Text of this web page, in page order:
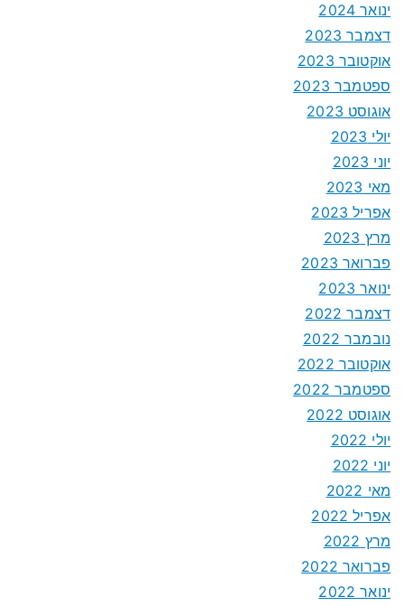
ינואר 2024
דצמבר 2023
אוקטובר 2023
ספטמבר 2023
אוגוסט 2023
יולי 2023
יוני 2023
מאי 2023
אפריל 2023
מרץ 2023
פברואר 2023
ינואר 2023
דצמבר 2022
נובמבר 2022
אוקטובר 2022
ספטמבר 2022
אוגוסט 2022
יולי 2022
יוני 2022
מאי 2022
אפריל 2022
מרץ 2022
פברואר 2022
ינואר 2022